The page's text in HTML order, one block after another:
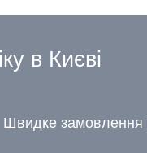
в Києві
Швидке замовлення